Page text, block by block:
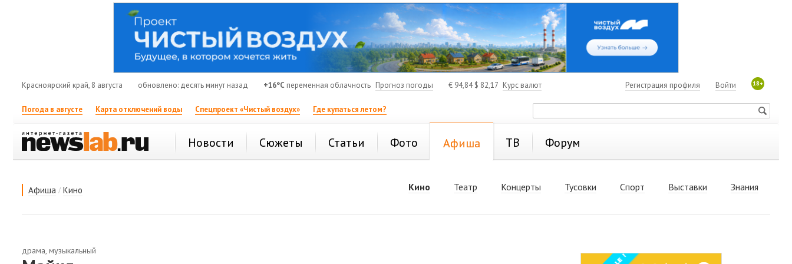
Красноярский край, 8 августа обновлено: десять минут назад +16°C переменная облачность Прогноз погоды € 94,84$ 82,17 Курс валют 18+
Войти
Регистрация профиля
Погода в августе Карта отключений воды Спецпроект «Чистый воздух» Где купаться летом?
Новости Сюжеты Статьи Фото Афиша ТВ Форум
Афиша / Кино Кино Театр Концерты Тусовки Спорт Выставки Знания
драма, музыкальный